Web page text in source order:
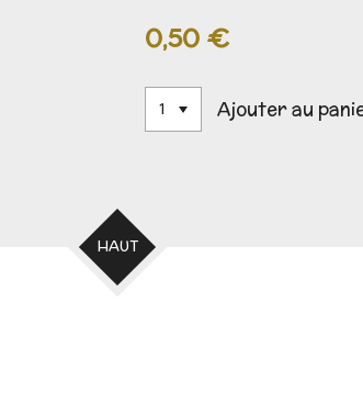
0,50 €
Ajouter au
HAUT